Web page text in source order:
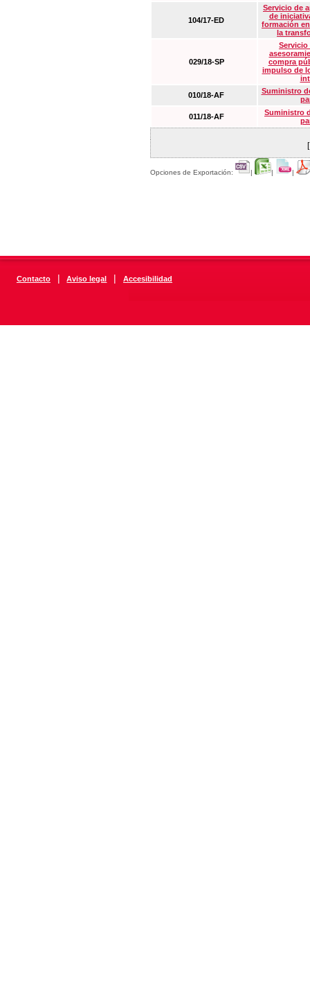
104/17-ED
Servicio de
de
formación
la
029/18-SP
Servicio
compra
impulso de
010/18-AF
Suministro
011/18-AF
Suministro
Opciones de Exportación: | | |
Contacto | Aviso legal | Accesibilidad